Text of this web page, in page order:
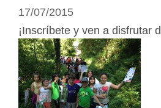
17/07/2015
¡Inscríbete y ven a disfrutar